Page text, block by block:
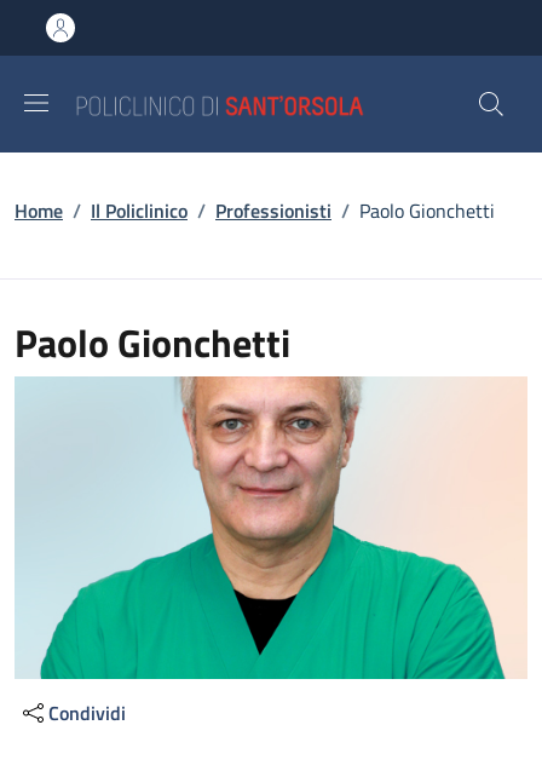
al contenuto principale
to footer content
Briciole di pane
Home / Il Policlinico / Professionisti / Paolo Gionchetti
Paolo Gionchetti
Condividi